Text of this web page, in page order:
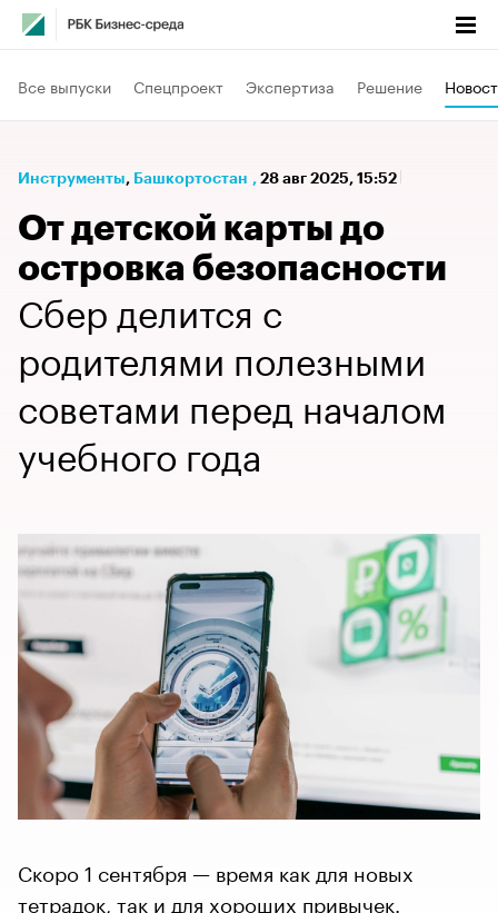
Все выпуски Спецпроект Экспертиза Решение
Инструменты⁠, Башкортостан , 28 авг 2025, 15:52
От детской карты до
островка безопасности
Сбер делится с
родителями полезными
советами перед началом
учебного года
Скоро 1 сентября — время как для новых
тетрадок, так и для хороших привычек.